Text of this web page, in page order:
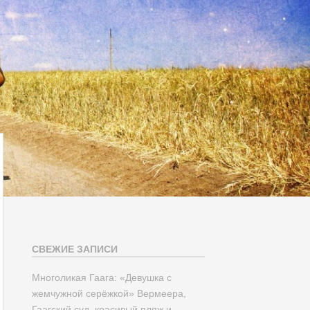
СВЕЖИЕ ЗАПИСИ
Многоликая Гаага: «Девушка с
жемчужной серёжкой» Вермеера,